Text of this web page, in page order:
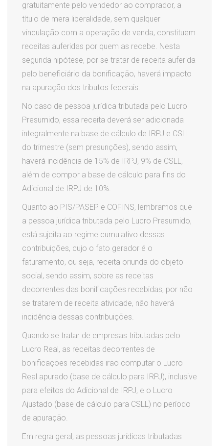
gratuitamente pelo vendedor ao comprador, a
título de mera liberalidade, sem qualquer
vinculação com a operação de venda, constituem
receitas auferidas por quem as recebe. Nesta
segunda hipótese, por se tratar de receita auferida
pelo beneficiário da bonificação, haverá impacto
na apuração dos tributos federais.
No caso de pessoa jurídica tributada pelo Lucro
Presumido, essa receita deverá ser adicionada
integralmente na base de cálculo de IRPJ e CSLL
do trimestre (sem presunções), sendo assim,
haverá incidência de 15% de IRPJ, 9% de CSLL,
além de compor a base de cálculo para fins do
Adicional de IRPJ de 10%.
Quanto ao PIS/PASEP e COFINS, lembramos que
a pessoa jurídica tributada pelo Lucro Presumido,
está sujeita ao regime cumulativo dessas
contribuições, cujo o fato gerador é o
faturamento, ou seja, receita oriunda do objeto
social, sendo assim, sobre as receitas
decorrentes das bonificações recebidas, por não
se tratarem de receita atividade, não haverá
incidência dessas contribuições.
Quando se tratar de empresas tributadas pelo
Lucro Real, as receitas decorrentes de
bonificações recebidas irão computar o Lucro
Real apurado (base de cálculo para IRPJ), inclusive
para efeitos do Adicional de IRPJ, e o Lucro
Ajustado (base de cálculo para CSLL) no período
de apuração.
Em regra geral, as pessoas jurídicas tributadas